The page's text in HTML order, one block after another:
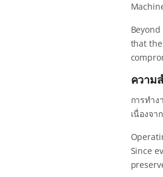
that
ความ
การทำ
เนื่องจ
Since